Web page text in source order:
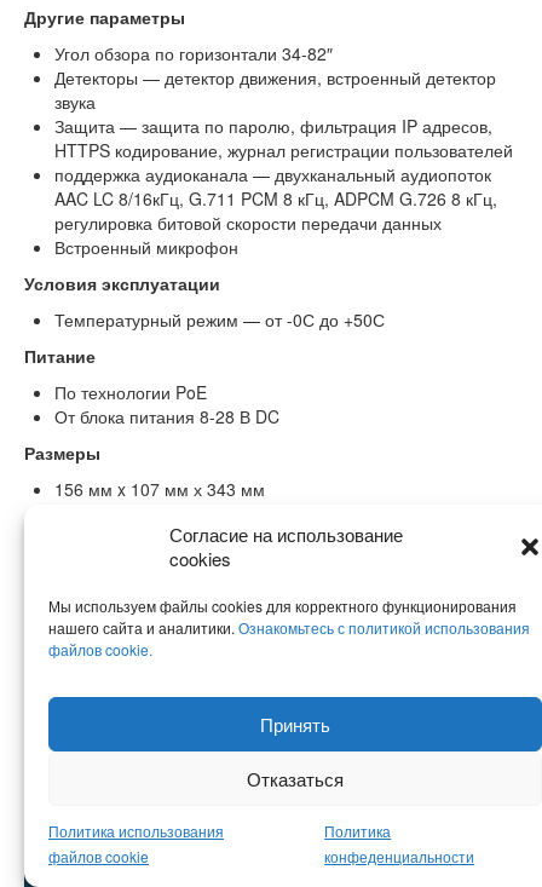
Согласие на использование
cookies
Мы используем файлы cookies для корректного функционирования
нашего сайта и аналитики. Ознакомьтесь с политикой использования
файлов cookie.
Принять
Отказаться
Политика использования
файлов cookie
Политика
конфеденциальности
Другие параметры
Угол обзора по горизонтали 34-82″
Детекторы — детектор движения, встроенный детектор
звука
Защита — защита по паролю, фильтрация IP адресов,
HTTPS кодирование, журнал регистрации пользователей
поддержка аудиоканала — двухканальный аудиопоток
AAC LC 8/16кГц, G.711 PCM 8 кГц, ADPCM G.726 8 кГц,
регулировка битовой скорости передачи данных
Встроенный микрофон
Условия эксплуатации
Температурный режим — от -0С до +50С
Питание
По технологии PoE
От блока питания 8-28 В DC
Размеры
156 мм x 107 мм х 343 мм
Комплект поставки
Камера Axis P1353-1шт
© KeenVision, 2026 - универсальная IPTV-платформа для Digital
Signage, гостиничного и корпоративного ТВ, Indoor TV. Адрес: Москва,
Зеленоград, Георгиевский проспект д.5, стр.2
Политика использования файлов cookie